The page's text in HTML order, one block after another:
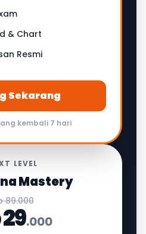
LEVEL
Mastery
89.000
.000
& Chart
Resmi
Sekarang
kembali 7 hari